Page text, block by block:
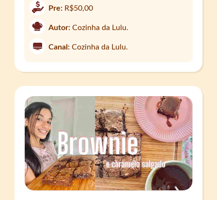
Pre: R$50,00
Autor: Cozinha da Lulu.
Canal: Cozinha da Lulu.